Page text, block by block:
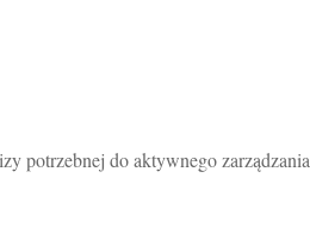
potrzebnej do aktywnego